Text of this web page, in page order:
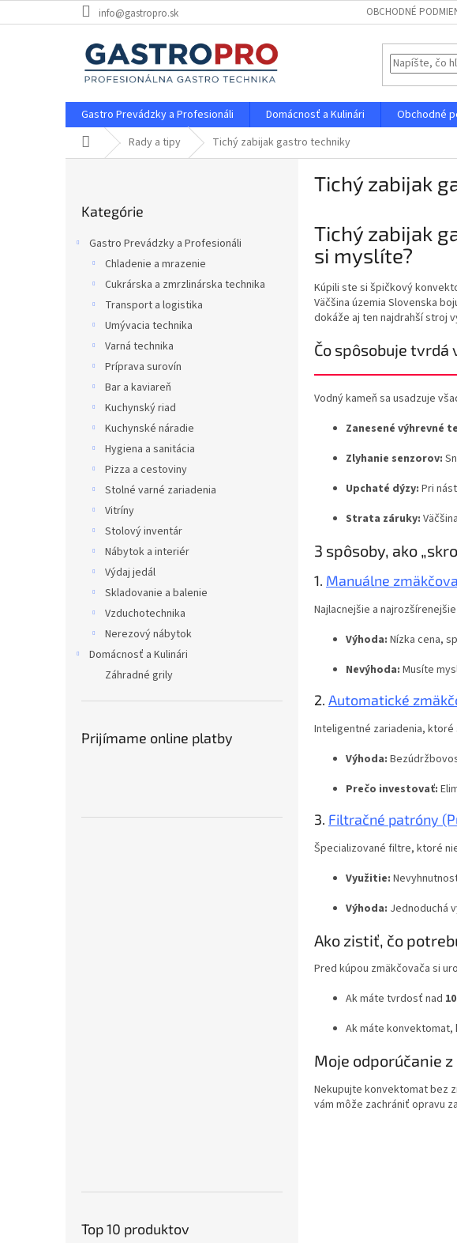
na
info@gastropro.sk OBCHODNÉ
Gastro Prevádzky a Profesionáli Domácnosť a Kulinári Obchodné
DomovRady a tipy Tichý zabijak gastro techniky
kategórie
Kategórie
Gastro Prevádzky a Profesionáli
Chladenie a mrazenie
Cukrárska a zmrzlinárska technika
Transport a logistika
Umývacia technika
Varná technika
Príprava surovín
Bar a kaviareň
Kuchynský riad
Kuchynské náradie
Hygiena a sanitácia
Pizza a cestoviny
Stolné varné zariadenia
Vitríny
Stolový inventár
Nábytok a interiér
Výdaj jedál
Skladovanie a balenie
Vzduchotechnika
Nerezový nábytok
Domácnosť a Kulinári
Záhradné grily
Prijímame online platby
Top 10 produktov
Tichý zabijak
Tichý zabijak
si myslíte?
Kúpili ste si špičkový
Väčšina územia Slovenska
dokáže aj ten najdrahší stroj
Čo spôsobuje tvrdá
Vodný kameň sa usadzuje
Zanesené výhrevné
Zlyhanie senzorov:
Upchaté dýzy: Pri
Strata záruky:
3 spôsoby, ako
1. Manuálne
Najlacnejšie a
Výhoda: Nízka cena,
Nevýhoda: Musíte
2. Automatické
Inteligentné zariadenia,
Výhoda:
Prečo investovať:
3. Filtračné patróny
Špecializované filtre, ktoré
Využitie:
Výhoda: Jednoduchá
Ako zistiť, čo
Pred kúpou zmäkčovača si
Ak máte tvrdosť nad
Ak máte
Moje odporúčanie
Nekupujte konvektomat bez
vám môže zachrániť opravu